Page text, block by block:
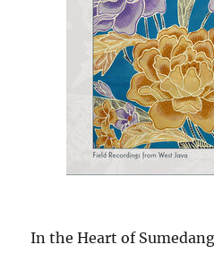
In the Heart of